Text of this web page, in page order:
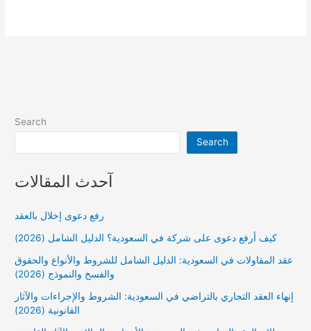
Search
Search
آحدث المقالات
رفع دعوى إخلال بالعقد
كيف أرفع دعوى على شركة في السعودية؟ الدليل الشامل (2026)
عقد المقاولات في السعودية: الدليل الشامل للشروط والأنواع والحقوق
والفسخ والنموذج (2026)
إنهاء العقد التجاري بالتراضي في السعودية: الشروط والإجراءات والآثار
القانونية (2026)